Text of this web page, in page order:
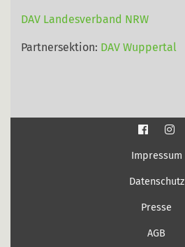
DAV Landesverband NRW
Partnersektion: DAV Wuppertal
Impressum
Datenschutz
Presse
AGB